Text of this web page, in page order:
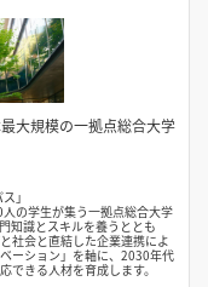
大規模の一拠点総合大学
」
の学生が集う一拠点総合大学
知識とスキルを養うととも
社会と直結した企業連携によ
ーション」を軸に、2030年代
できる人材を育成します。